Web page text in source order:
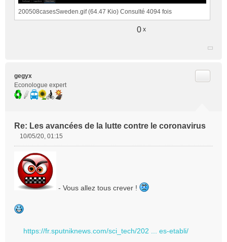
200508casesSweden.gif (64.47 Kio) Consulté 4094 fois
0 x
gegyx
Econologue expert
Re: Les avancées de la lutte contre le coronavirus
s
s
a
g
n
o
10/05/20, 01:15
- Vous allez tous crever !
https://fr.sputniknews.com/sci_tech/202 ... es-etabli/